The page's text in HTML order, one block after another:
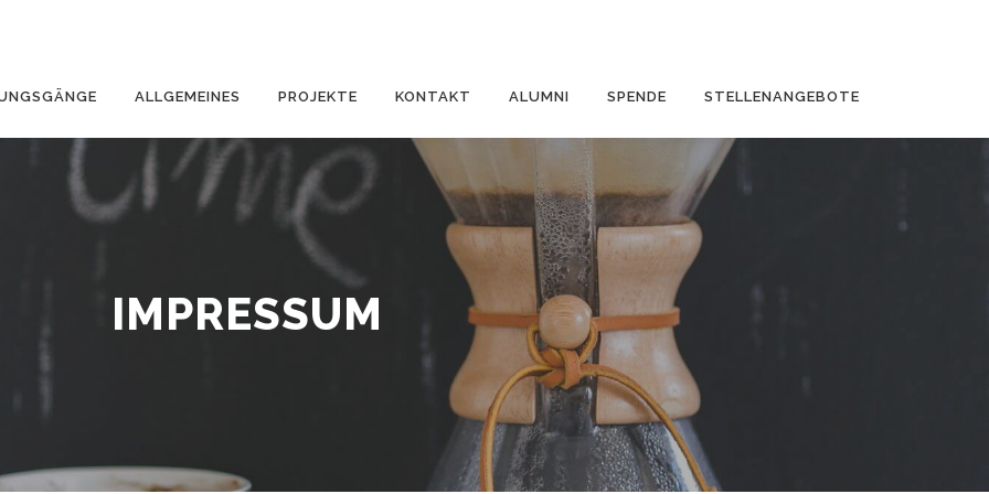
ALLGEMEINES PROJEKTE KONTAKT ALUMNI SPENDE STELLENANGEBOTE
IMPRESSUM